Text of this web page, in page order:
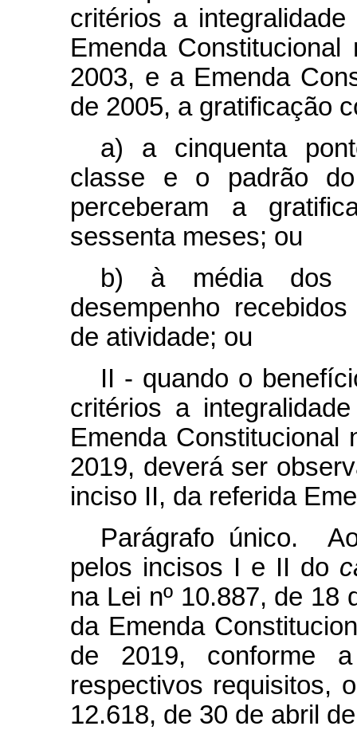
critérios a
Emenda
2003, e a Emenda
de 2005, a gratificação
a) a cinquenta
classe e o padrão do
perceberam a
sessenta meses; ou
b) à média dos
desempenho
de atividade; ou
II - quando o
critérios a
Emenda Constitucional
2019, deverá ser
inciso II, da referida
Parágrafo único.
pelos incisos I e II do
na Lei nº 10.887, de 18
da Emenda
de 2019, conforme
respectivos requisitos,
12.618, de 30 de abril